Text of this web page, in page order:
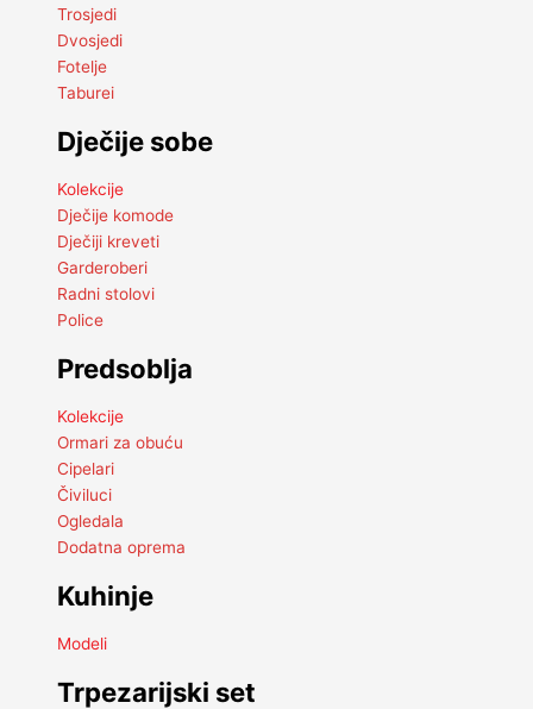
Trosjedi
Dvosjedi
Fotelje
Taburei
Dječije sobe
Kolekcije
Dječije komode
Dječiji kreveti
Garderoberi
Radni stolovi
Police
Predsoblja
Kolekcije
Ormari za obuću
Cipelari
Čiviluci
Ogledala
Dodatna oprema
Kuhinje
Modeli
Trpezarijski set